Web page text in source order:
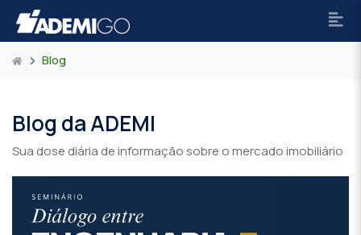
Blog
Blog da ADEMI
Sua dose diária de informação sobre o mercado imobiliário